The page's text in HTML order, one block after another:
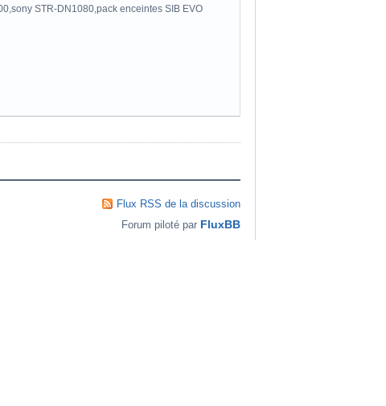
STR-DN1080,pack enceintes SIB EVO
Flux RSS de la discussion
Forum piloté par FluxBB